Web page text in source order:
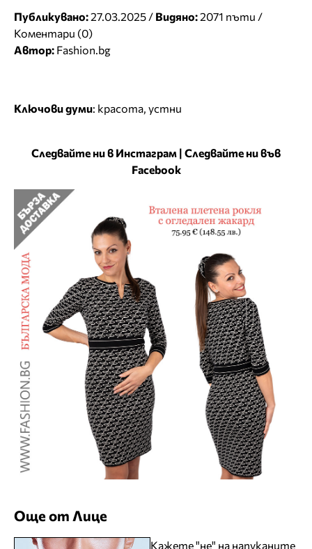
Публикувано:27.03.2025 / Видяно:2071 пъти /
Коментари (0)
Автор: Fashion.bg
Ключови думи: красота, устни
Следвайте ни в Инстаграм | Следвайте ни във
Facebook
Още от Лице
Кажете "не" на напуканите